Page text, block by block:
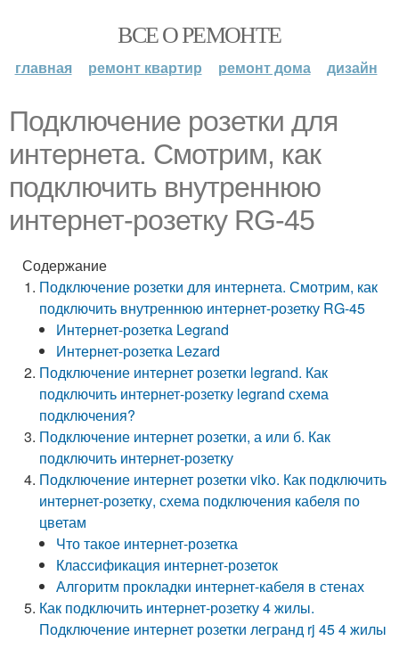
ВСЕ О РЕМОНТЕ
главная ремонт квартир ремонт дома дизайн
Подключение розетки для
интернета. Смотрим, как
подключить внутреннюю
интернет-розетку RG-45
Содержание
Подключение розетки для интернета. Смотрим, как
подключить внутреннюю интернет-розетку RG-45
Интернет-розетка Legrand
Интернет-розетка Lezard
Подключение интернет розетки legrand. Как
подключить интернет-розетку legrand схема
подключения?
Подключение интернет розетки, а или б. Как
подключить интернет-розетку
Подключение интернет розетки viko. Как подключить
интернет-розетку, схема подключения кабеля по
цветам
Что такое интернет-розетка
Классификация интернет-розеток
Алгоритм прокладки интернет-кабеля в стенах
Как подключить интернет-розетку 4 жилы.
Подключение интернет розетки легранд rj 45 4 жилы